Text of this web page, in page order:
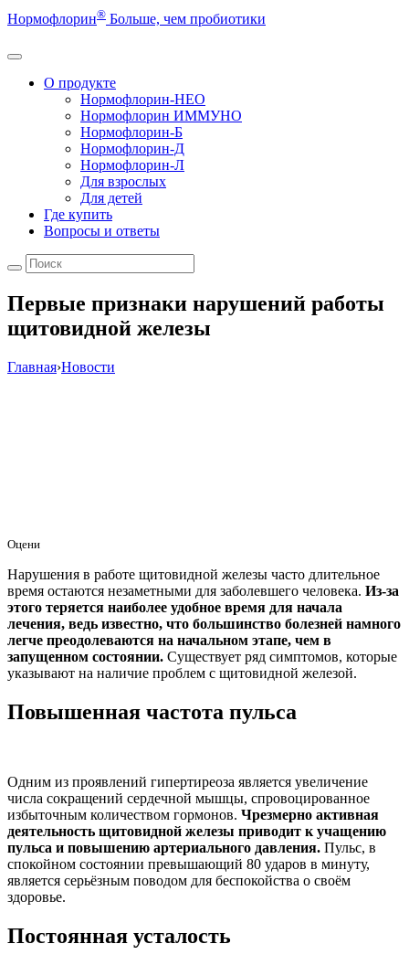
Нормофлорин® Больше, чем пробиотики
О продукте
Нормофлорин-НЕО
Нормофлорин ИММУНО
Нормофлорин-Б
Нормофлорин-Д
Нормофлорин-Л
Для взрослых
Для детей
Где купить
Вопросы и ответы
Первые признаки нарушений работы
щитовидной железы
Главная›Новости
Оцени
Нарушения в работе щитовидной железы часто длительное
время остаются незаметными для заболевшего человека. Из-за
этого теряется наиболее удобное время для начала
лечения, ведь известно, что большинство болезней намного
легче преодолеваются на начальном этапе, чем в
запущенном состоянии. Существует ряд симптомов, которые
указывают на наличие проблем с щитовидной железой.
Повышенная частота пульса
Одним из проявлений гипертиреоза является увеличение
числа сокращений сердечной мышцы, спровоцированное
избыточным количеством гормонов. Чрезмерно активная
деятельность щитовидной железы приводит к учащению
пульса и повышению артериального давления. Пульс, в
спокойном состоянии превышающий 80 ударов в минуту,
является серьёзным поводом для беспокойства о своём
здоровье.
Постоянная усталость